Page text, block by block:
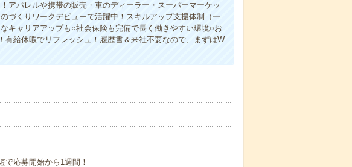
アパレルや携帯の販売・車のディーラー・スーパーマーケッ
づくりワークデビューで活躍中！スキルアップ支援体制（一
キャリアアップも○社会保険も完備で長く働きやすい環境○お
有給休暇でリフレッシュ！履歴書＆来社不要なので、まずはW
応募開始から1週間！